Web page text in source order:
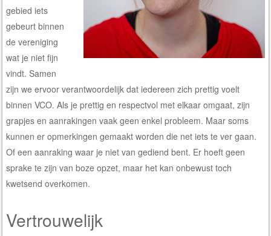
gebied iets
gebeurt binnen
de vereniging
wat je niet fijn
vindt. Samen
zijn we ervoor verantwoordelijk dat iedereen zich prettig voelt
binnen VCO. Als je prettig en respectvol met elkaar omgaat, zijn
grapjes en aanrakingen vaak geen enkel probleem. Maar soms
kunnen er opmerkingen gemaakt worden die net iets te ver gaan.
Of een aanraking waar je niet van gediend bent. Er hoeft geen
sprake te zijn van boze opzet, maar het kan onbewust toch
kwetsend overkomen.
Vertrouwelijk